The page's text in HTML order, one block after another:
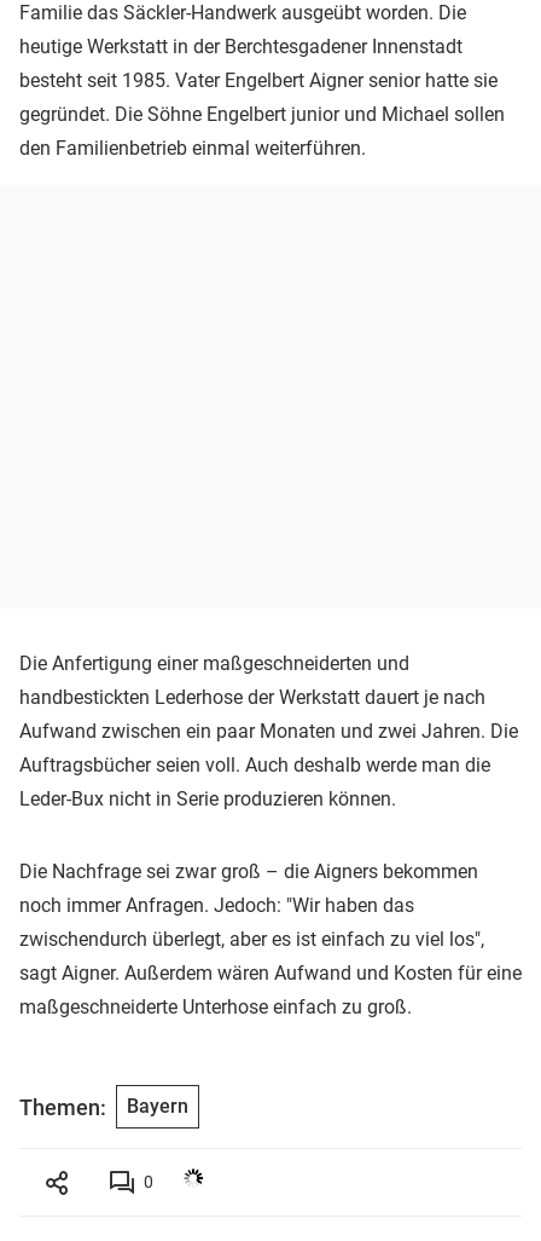
Familie das Säckler-Handwerk ausgeübt worden. Die
heutige Werkstatt in der Berchtesgadener Innenstadt
besteht seit 1985. Vater Engelbert Aigner senior hatte sie
gegründet. Die Söhne Engelbert junior und Michael sollen
den Familienbetrieb einmal weiterführen.
Die Anfertigung einer maßgeschneiderten und
handbestickten Lederhose der Werkstatt dauert je nach
Aufwand zwischen ein paar Monaten und zwei Jahren. Die
Auftragsbücher seien voll. Auch deshalb werde man die
Leder-Bux nicht in Serie produzieren können.
Die Nachfrage sei zwar groß – die Aigners bekommen
noch immer Anfragen. Jedoch: "Wir haben das
zwischendurch überlegt, aber es ist einfach zu viel los",
sagt Aigner. Außerdem wären Aufwand und Kosten für eine
maßgeschneiderte Unterhose einfach zu groß.
Themen: Bayern
0